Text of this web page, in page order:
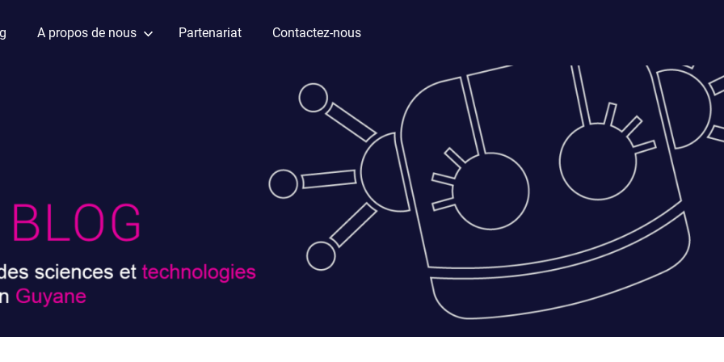
A propos de nous Partenariat Contactez-nous